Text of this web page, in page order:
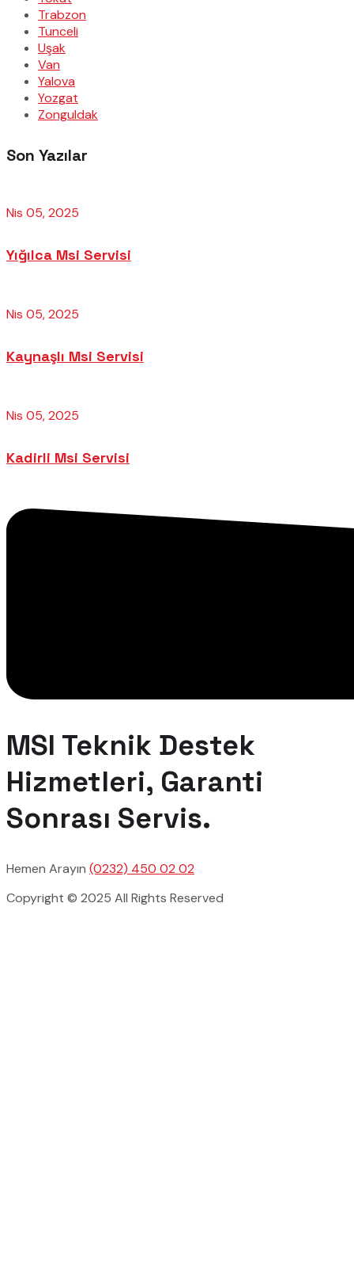
Trabzon
Tunceli
Uşak
Van
Yalova
Yozgat
Zonguldak
Son Yazılar
Nis 05, 2025
Yığılca Msi Servisi
Nis 05, 2025
Kaynaşlı Msi Servisi
Nis 05, 2025
Kadirli Msi Servisi
MSI Teknik Destek
Hizmetleri, Garanti
Sonrası Servis.
Hemen Arayın (0232) 450 02 02
Copyright © 2025 All Rights Reserved